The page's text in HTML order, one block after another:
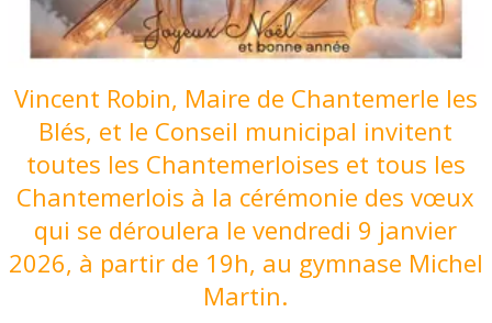
Vincent Robin, Maire de Chantemerle les
Blés, et le Conseil municipal invitent
toutes les Chantemerloises et tous les
Chantemerlois à la cérémonie des vœux
qui se déroulera le vendredi 9 janvier
2026, à partir de 19h, au gymnase Michel
Martin.